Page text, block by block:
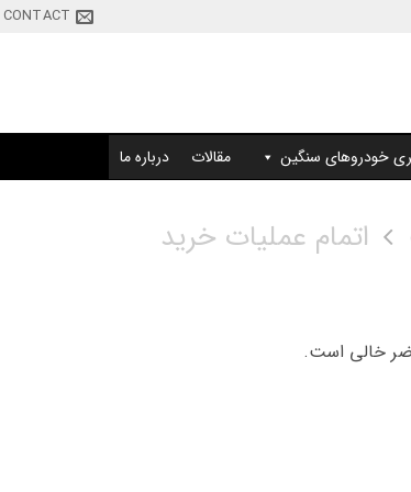
CONTACT
خودروهای سنگین مقالات درباره ما
اتمام عملیات خرید
خالی است.